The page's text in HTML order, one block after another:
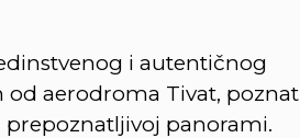
i autentičnog
od aerodroma Tivat, poznat
prepoznatljivoj panorami.